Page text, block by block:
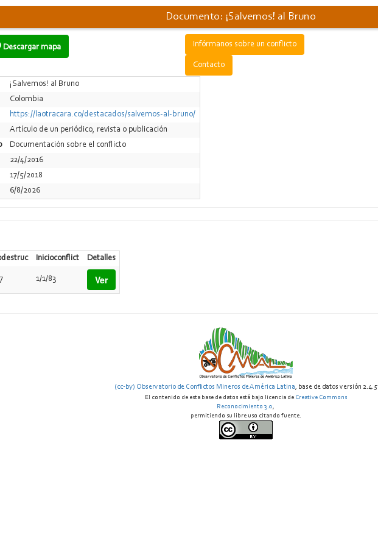
Documento: ¡Salvemos! al Bruno
Descargar mapa Infórmanos sobre un conflicto
Contacto
¡Salvemos! al Bruno
Colombia
https://laotracara.co/destacados/salvemos-al-bruno/
Artí­culo de un periódico, revista o publicación
Documentación sobre el conflicto
22/4/2016
17/5/2018
6/8/2026
Inicioconflict Detalles
1/1/83 Ver
(cc-by) Observatorio de Conflictos Mineros de América Latina, base de datos versión 2.4.5
El contenido de esta base de datos está bajo licencia de Creative Commons
Reconocimiento 3.0,
permitiendo su libre uso citando fuente.